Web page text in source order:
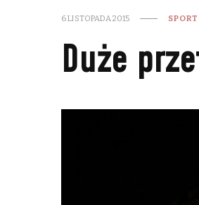
6 LISTOPADA 2015
Duże